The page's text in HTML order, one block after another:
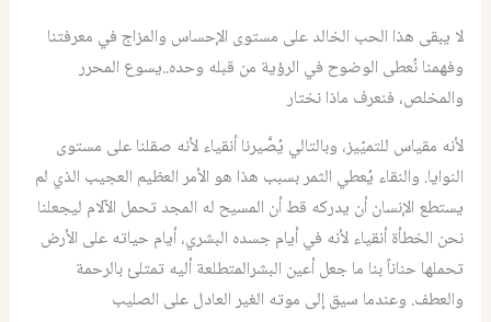
لا يبقى هذا الحب الخالد على مستوى الإحساس والمزاج في معرفتنا
وفهمنا نُعطى الوضوح في الرؤية من قبله وحده..يسوع المحرر
والمخلص، فنعرف ماذا نختار
لأنه مقياس للتميّيز، وبالتالي يُصَّيرنا أنقياء لأنه صقلنا على مستوى
النوايا. والنقاء يُعطي الثمر بسبب هذا هو الأمر العظيم العجيب الذي لم
يستطع الإنسان أن يدركه قط أن المسيح له المجد تحمل الآلام ليجعلنا
نحن الخطأة أنقياء لأنه في أيام جسده البشري، أيام حياته على الأرض
تحملها حناناً بنا ما جعل أعين البشرالمتطلعة أليه تمتلئ بالرحمة
والعطف. وعندما سيق إلى موته الغير العادل على الصليب